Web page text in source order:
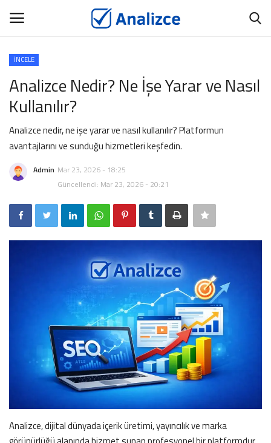
Ana Sayfa
ANALİZCE
BİYOGRAFİ
TANITIM YAZISI
İNCELE
siyasetciler.com
İNCELE
Analizce Nedir? Ne İşe Yarar ve Nasıl
Kullanılır?
Analizce nedir, ne işe yarar ve nasıl kullanılır? Platformun
avantajlarını ve sunduğu hizmetleri keşfedin.
Admin Mar 23, 2026 - 18:25
Güncellendi: Mar 23, 2026 - 20:21
Analizce, dijital dünyada içerik üretimi, yayıncılık ve marka